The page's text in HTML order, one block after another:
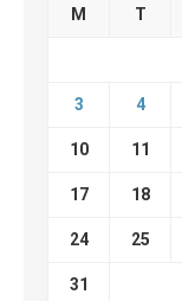
M T
3 4
10 11
17 18
24 25
31